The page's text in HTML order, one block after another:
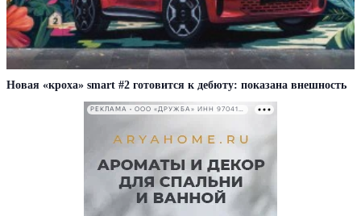
Новая «кроха» smart #2 готовится к дебюту: показана внешность
РЕКЛАМА • ООО «ДРУЖБА» ИНН 9704146411